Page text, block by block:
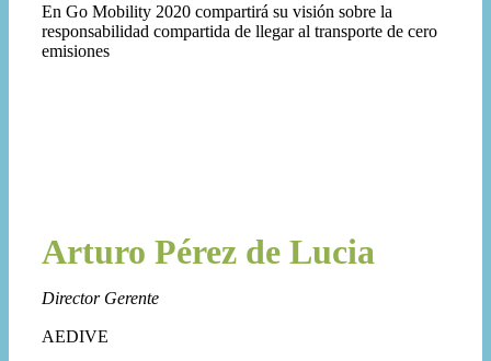
En Go Mobility 2020 compartirá su visión sobre la
responsabilidad compartida de llegar al transporte de cero
emisiones
Arturo Pérez de Lucia
Director Gerente
AEDIVE